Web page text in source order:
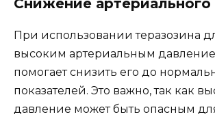
При использовании теразозина
высоким артериальным
помогает снизить его до
показателей. Это важно, так как
давление может быть опасным